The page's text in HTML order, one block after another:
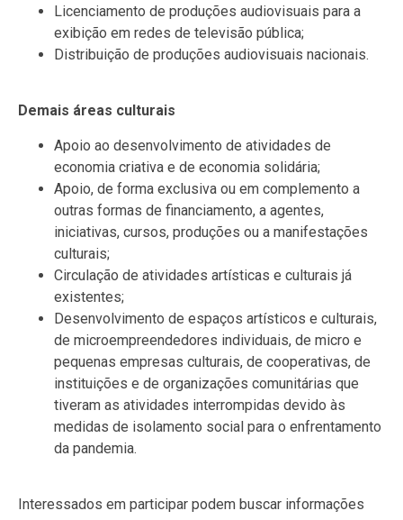
Licenciamento de produções audiovisuais para a
exibição em redes de televisão pública;
Distribuição de produções audiovisuais nacionais.
Demais áreas culturais
Apoio ao desenvolvimento de atividades de
economia criativa e de economia solidária;
Apoio, de forma exclusiva ou em complemento a
outras formas de financiamento, a agentes,
iniciativas, cursos, produções ou a manifestações
culturais;
Circulação de atividades artísticas e culturais já
existentes;
Desenvolvimento de espaços artísticos e culturais,
de microempreendedores individuais, de micro e
pequenas empresas culturais, de cooperativas, de
instituições e de organizações comunitárias que
tiveram as atividades interrompidas devido às
medidas de isolamento social para o enfrentamento
da pandemia.
Interessados em participar podem buscar informações